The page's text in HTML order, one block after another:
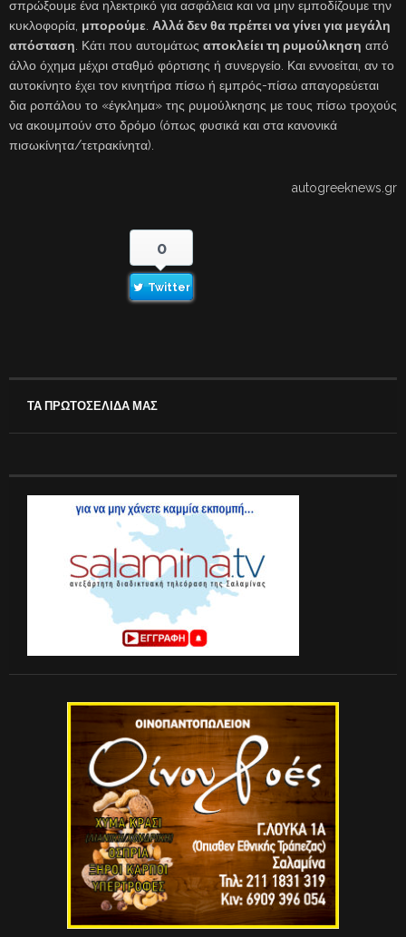
σπρώξουμε ένα ηλεκτρικό για ασφάλεια και να μην εμποδίζουμε την
κυκλοφορία, μπορούμε. Αλλά δεν θα πρέπει να γίνει για μεγάλη
απόσταση. Κάτι που αυτομάτως αποκλείει τη ρυμούλκηση από
άλλο όχημα μέχρι σταθμό φόρτισης ή συνεργείο. Και εννοείται, αν το
αυτοκίνητο έχει τον κινητήρα πίσω ή εμπρός-πίσω απαγορεύεται
δια ροπάλου το «έγκλημα» της ρυμούλκησης με τους πίσω τροχούς
να ακουμπούν στο δρόμο (όπως φυσικά και στα κανονικά
πισωκίνητα/τετρακίνητα).
autogreeknews.gr
0
Twitter
ΤΑ ΠΡΩΤΟΣΕΛΙΔΑ ΜΑΣ